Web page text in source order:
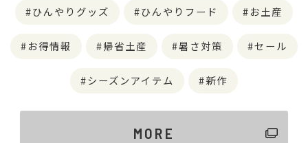
ひんやりグッズ ひんやりフード お土産
お得情報 帰省土産 暑さ対策 セール
シーズンアイテム 新作
MORE